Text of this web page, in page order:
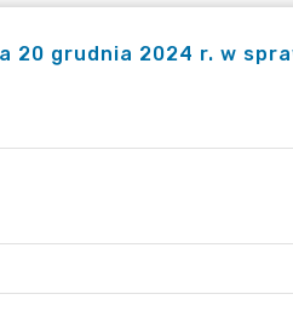
20 grudnia 2024 r. w